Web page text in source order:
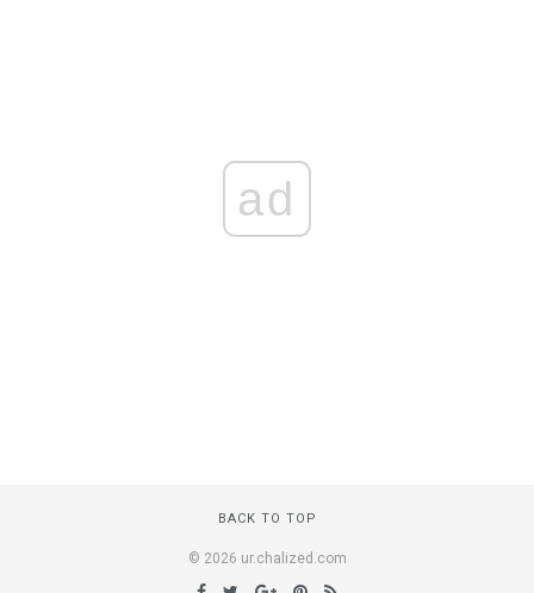
ad
BACK TO TOP
© 2026 ur.chalized.com